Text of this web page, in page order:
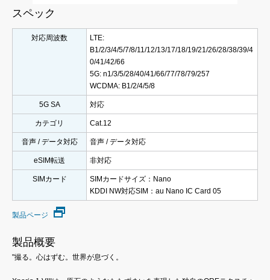
スペック
対応周波数
LTE:
B1/2/3/4/5/7/8/11/12/13/17/18/19/21/26/28/38/39/4
0/41/42/66
5G: n1/3/5/28/40/41/66/77/78/79/257
WCDMA: B1/2/4/5/8
5G SA 対応
カテゴリ Cat.12
音声 / データ対応 音声 / データ対応
eSIM転送 非対応
SIMカード
SIMカードサイズ：Nano
KDDI NW対応SIM：au Nano IC Card 05
製品ページ
製品概要
"撮る。心はずむ。世界が息づく。